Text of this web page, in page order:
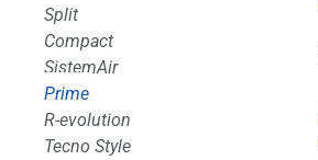
Split
Compact
SistemAir
Prime
R-evolution
Tecno Style